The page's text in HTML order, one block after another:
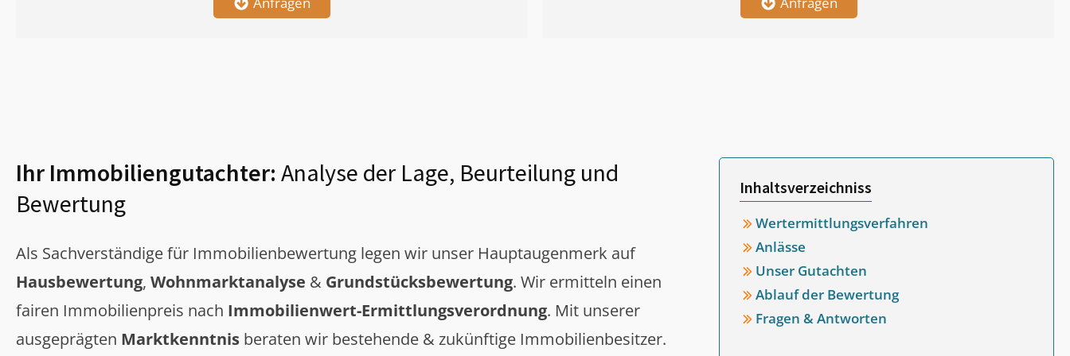
Ihr Immobiliengutachter: Analyse der Lage, Beurteilung und
Bewertung
Als Sachverständige für Immobilienbewertung legen wir unser Hauptaugenmerk auf
Hausbewertung, Wohnmarktanalyse & Grundstücksbewertung. Wir ermitteln einen
fairen Immobilienpreis nach Immobilienwert-Ermittlungsverordnung. Mit unserer
ausgeprägten Marktkenntnis beraten wir bestehende & zukünftige Immobilienbesitzer.
Inhaltsverzeichniss
Wertermittlungsverfahren
Anlässe
Unser Gutachten
Ablauf der Bewertung
Fragen & Antworten